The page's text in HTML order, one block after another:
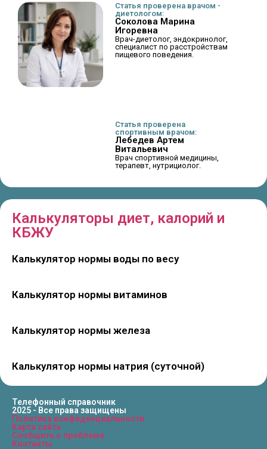
Статья проверена врачом -
диетологом:
Соколова Марина
Игоревна
Врач-диетолог, эндокринолог,
специалист по расстройствам
пищевого поведения.
Статья проверена
спортивным врачом:
Лебедев Артем
Витальевич
Врач спортивной медицины,
терапевт, нутрициолог.
Калькуляторы диет, калорий и
КБЖУ
Калькулятор нормы воды по весу
Калькулятор нормы витаминов
Калькулятор нормы железа
Калькулятор нормы натрия (суточной)
Телефонный справочник
2025 - Все права защищены
Политика конфиденциальности
Карта сайта
Сообщить о проблеме
Контакты